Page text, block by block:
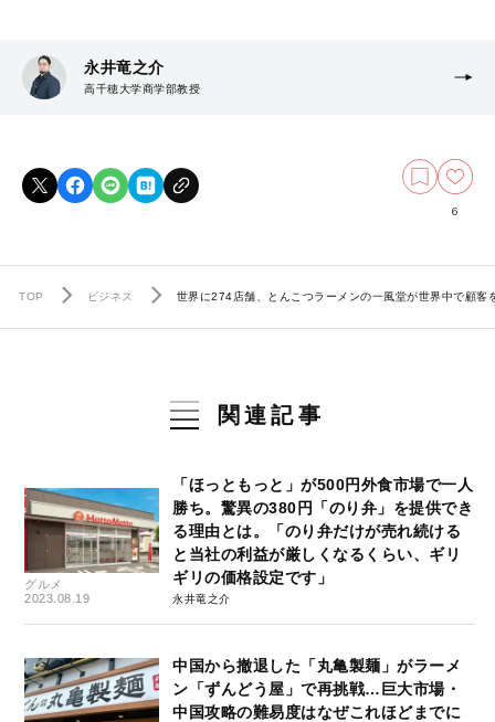
永井竜之介
高千穂大学商学部教授
6
TOP ビジネス 世界に274店舗、とんこつラーメンの一風堂が世界中で顧客
関連記事
グルメ
2023.08.19
「ほっともっと」が500円外食市場で一人
勝ち。驚異の380円「のり弁」を提供でき
る理由とは。「のり弁だけが売れ続ける
と当社の利益が厳しくなるくらい、ギリ
ギリの価格設定です」
永井竜之介
中国から撤退した「丸亀製麺」がラーメ
ン「ずんどう屋」で再挑戦…巨大市場・
中国攻略の難易度はなぜこれほどまでに